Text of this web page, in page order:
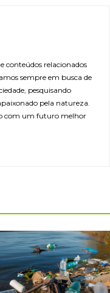
conteúdos relacionados
sempre em busca de
pesquisando
pela natureza.
com um futuro melhor